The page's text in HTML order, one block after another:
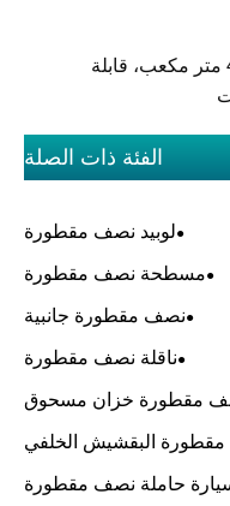
30 ​​إلى 45 متر مكعب، قابلة
الفئة ذات الصلة
لوبيد نصف مقطورة
نصف مقطورة
مقطورة جانبية
نصف مقطورة
خزان مسحوق
الخلفي
نصف مقطورة